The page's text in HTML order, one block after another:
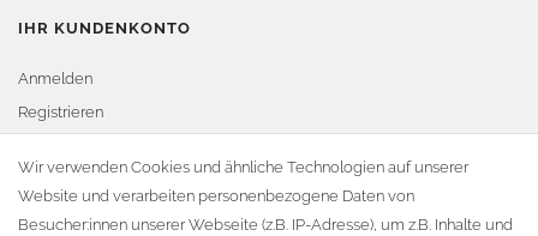
IHR KUNDENKONTO
Anmelden
Registrieren
Warenkorb
Zur Kasse
Wir verwenden Cookies und ähnliche Technologien auf unserer
Website und verarbeiten personenbezogene Daten von
Besucher:innen unserer Webseite (z.B. IP-Adresse), um z.B. Inhalte und